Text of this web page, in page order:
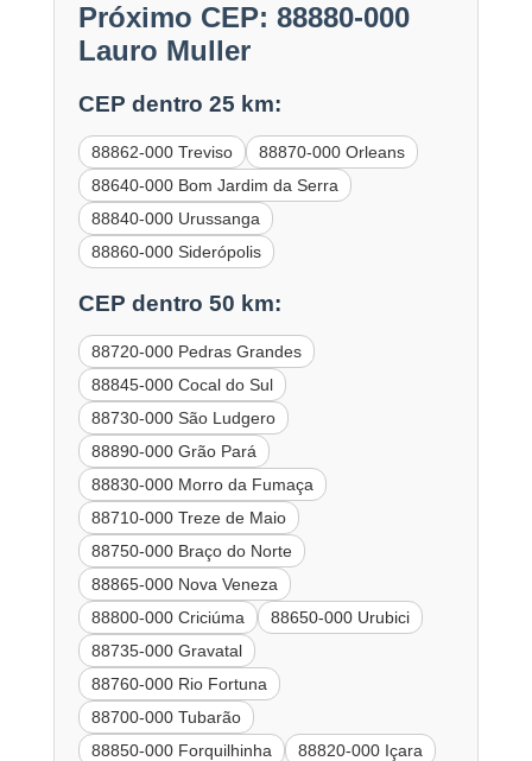
Próximo CEP: 88880-000
Lauro Muller
CEP dentro 25 km:
88862-000 Treviso
88870-000 Orleans
88640-000 Bom Jardim da Serra
88840-000 Urussanga
88860-000 Siderópolis
CEP dentro 50 km:
88720-000 Pedras Grandes
88845-000 Cocal do Sul
88730-000 São Ludgero
88890-000 Grão Pará
88830-000 Morro da Fumaça
88710-000 Treze de Maio
88750-000 Braço do Norte
88865-000 Nova Veneza
88800-000 Criciúma
88650-000 Urubici
88735-000 Gravatal
88760-000 Rio Fortuna
88700-000 Tubarão
88850-000 Forquilhinha
88820-000 Içara